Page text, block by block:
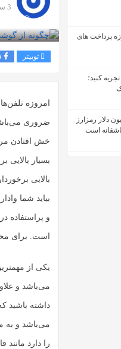
پرداخت های
کنید؛
پی توقیف ۲۵ میلیون دلار رمزارز
است
3 سال پیش
توییتر
امروزه
ضروری
خش افتادن
بسیار بالایی
بالایی
بیاید شما
و پراستفاده
است. برای
یکی از
می‌باشد و
داشته باشید
می‌باشد و به
را دارد